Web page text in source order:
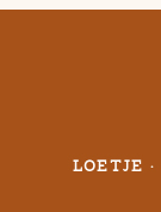
LOETJE ·